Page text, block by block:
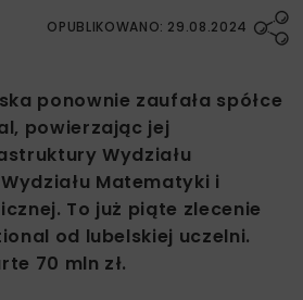
OPUBLIKOWANO: 29.08.2024
ponownie zaufała spółce
powierzając jej
Wydziału
Matematyki i
To już piąte zlecenie
od lubelskiej uczelni.
70 mln zł.